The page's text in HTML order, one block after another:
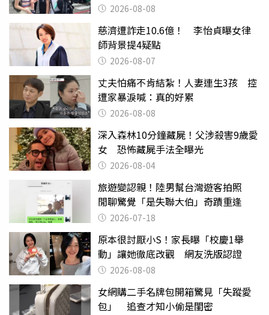
2026-08-08
慈濟遭詐走10.6億！ 李怡貞曝女律
師背景提4疑點
2026-08-07
丈夫怕痛不肯結紮！人妻連生3孩 控
遭家暴淚喊：真的好累
2026-08-08
深入森林10分鐘藏屍！父涉殺害9歲愛
女 恐怖藏屍手法全曝光
2026-08-04
旅遊變認親！陸男幫台灣遊客拍照
閒聊驚覺「是失聯大伯」奇蹟重逢
2026-07-18
原本很討厭小S！家長曝「校慶1舉
動」讓她徹底改觀 網友洗版認證
2026-08-08
女網購二手名牌包開箱驚見「失蹤愛
包」 追查才知小偷是閨密